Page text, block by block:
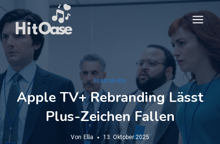
Zum
Inhalt
springen
FERNSEHEN
Apple TV+ Rebranding Lässt
Plus-Zeichen Fallen
Von Ella 13. Oktober 2025